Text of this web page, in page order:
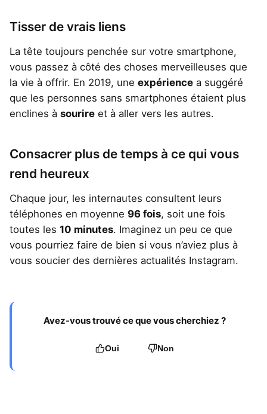
Tisser de vrais liens
La tête toujours penchée sur votre smartphone,
vous passez à côté des choses merveilleuses que
la vie à offrir. En 2019, une expérience a suggéré
que les personnes sans smartphones étaient plus
enclines à sourire et à aller vers les autres.
Consacrer plus de temps à ce qui vous
rend heureux
Chaque jour, les internautes consultent leurs
téléphones en moyenne 96 fois, soit une fois
toutes les 10 minutes. Imaginez un peu ce que
vous pourriez faire de bien si vous n’aviez plus à
vous soucier des dernières actualités Instagram.
Avez-vous trouvé ce que vous cherchiez ?
Oui Non